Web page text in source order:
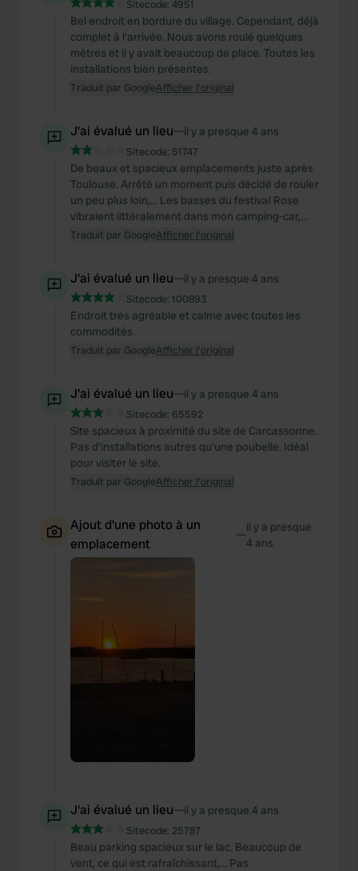
Sitecode: 4951
Bel endroit en bordure du village. Cependant, déjà
complet à l'arrivée. Nous avons roulé quelques
mètres et il y avait beaucoup de place. Toutes les
installations bien présentes.
Traduit par GoogleAfficher l'original
J'ai évalué un lieu—il y a presque 4 ans
Sitecode: 51747
De beaux et spacieux emplacements juste après
Toulouse. Arrêté un moment puis décidé de rouler
un peu plus loin,… Les basses du festival Rose
vibraient littéralement dans mon camping-car,…
Traduit par GoogleAfficher l'original
J'ai évalué un lieu—il y a presque 4 ans
Sitecode: 100893
Endroit très agréable et calme avec toutes les
commodités.
Traduit par GoogleAfficher l'original
J'ai évalué un lieu—il y a presque 4 ans
Sitecode: 65592
Site spacieux à proximité du site de Carcassonne.
Pas d'installations autres qu'une poubelle. Idéal
pour visiter le site.
Traduit par GoogleAfficher l'original
Ajout d'une photo à un
emplacement
—il y a presque
4 ans
J'ai évalué un lieu—il y a presque 4 ans
Sitecode: 25787
Beau parking spacieux sur le lac. Beaucoup de
vent, ce qui est rafraîchissant,… Pas